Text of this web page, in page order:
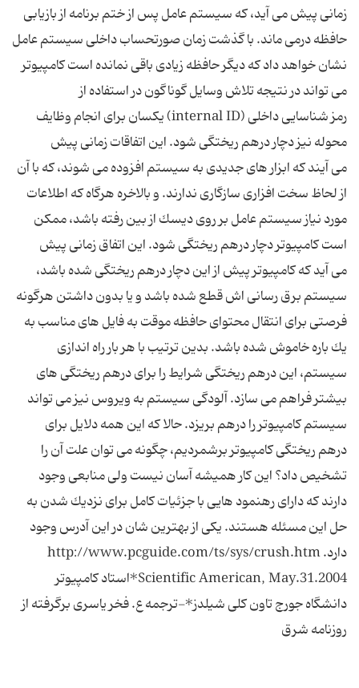
زمانى پیش مى آید، كه سیستم عامل پس از ختم برنامه از بازیابى
حافظه درمى ماند. با گذشت زمان صورتحساب داخلى سیستم عامل
نشان خواهد داد كه دیگر حافظه زیادى باقى نمانده است كامپیوتر
مى تواند در نتیجه تلاش وسایل گوناگون در استفاده از
رمز شناسایى داخلى (internal ID) یكسان براى انجام وظایف
محوله نیز دچار درهم ریختگى شود. این اتفاقات زمانى پیش
مى آیند كه ابزار هاى جدیدى به سیستم افزوده مى شوند، كه با آن
از لحاظ سخت افزارى سازگارى ندارند. و بالاخره هرگاه كه اطلاعات
مورد نیاز سیستم عامل بر روى دیسك از بین رفته باشد، ممكن
است كامپیوتر دچار درهم ریختگى شود. این اتفاق زمانى پیش
مى آید كه كامپیوتر پیش از این دچار درهم ریختگى شده باشد،
سیستم برق رسانى اش قطع شده باشد و یا بدون داشتن هرگونه
فرصتى براى انتقال محتواى حافظه موقت به فایل هاى مناسب به
یك باره خاموش شده باشد. بدین ترتیب با هر بار راه اندازى
سیستم، این درهم ریختگى شرایط را براى درهم ریختگى هاى
بیشتر فراهم مى سازد. آلودگى سیستم به ویروس نیز مى تواند
سیستم كامپیوتر را درهم بریزد. حالا كه این همه دلایل براى
درهم ریختگى كامپیوتر برشمردیم، چگونه مى توان علت آن را
تشخیص داد؟ این كار همیشه آسان نیست ولى منابعى وجود
دارند كه داراى رهنمود هایى با جزئیات كامل براى نزدیك شدن به
حل این مسئله هستند. یكى از بهترین شان در این آدرس وجود
دارد. http://www.pcguide.com/ts/sys/crush.htm
Scientific American, May.31.2004*استاد كامپیوتر
دانشگاه جورج تاون كلى شیلدز*-ترجمه ع. فخر یاسرى برگرفته از
روزنامه شرق